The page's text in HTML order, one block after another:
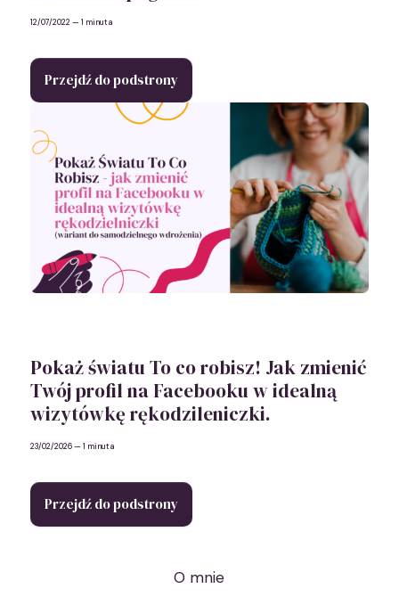
12/07/2022— 1 minuta
Przejdź do podstrony
Pokaż światu To co robisz! Jak zmienić
Twój profil na Facebooku w idealną
wizytówkę rękodzileniczki.
23/02/2026— 1 minuta
Przejdź do podstrony
O mnie